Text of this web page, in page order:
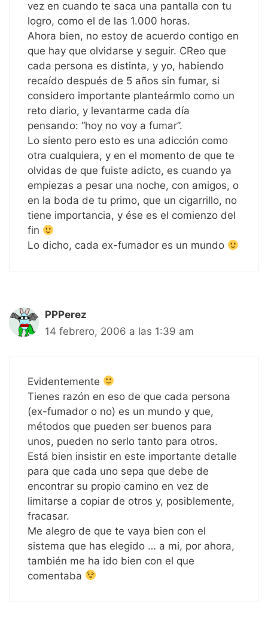
vez en cuando te saca una pantalla con tu
logro, como el de las 1.000 horas.
Ahora bien, no estoy de acuerdo contigo en
que hay que olvidarse y seguir. CReo que
cada persona es distinta, y yo, habiendo
recaído después de 5 años sin fumar, si
considero importante planteármlo como un
reto diario, y levantarme cada día
pensando: “hoy no voy a fumar”.
Lo siento pero esto es una adicción como
otra cualquiera, y en el momento de que te
olvidas de que fuiste adicto, es cuando ya
empiezas a pesar una noche, con amigos, o
en la boda de tu primo, que un cigarrillo, no
tiene importancia, y ése es el comienzo del
fin
Lo dicho, cada ex-fumador es un mundo
PPPerez
14 febrero, 2006 a las 1:39 am
Evidentemente
Tienes razón en eso de que cada persona
(ex-fumador o no) es un mundo y que,
métodos que pueden ser buenos para
unos, pueden no serlo tanto para otros.
Está bien insistir en este importante detalle
para que cada uno sepa que debe de
encontrar su propio camino en vez de
limitarse a copiar de otros y, posiblemente,
fracasar.
Me alegro de que te vaya bien con el
sistema que has elegido … a mi, por ahora,
también me ha ido bien con el que
comentaba